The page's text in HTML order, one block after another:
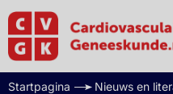
Startpagina Nieuws en